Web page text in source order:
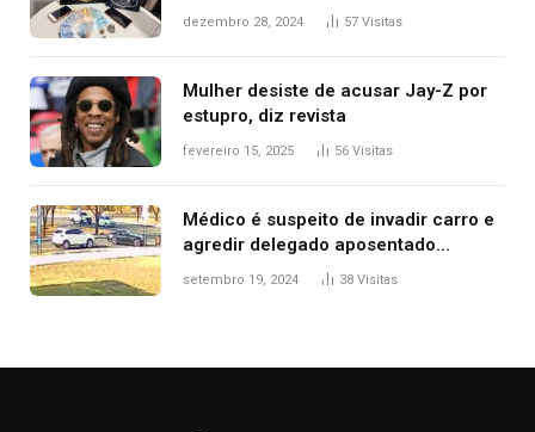
de delegacia e escola, diz polícia
dezembro 28, 2024 57 Visitas
Mulher desiste de acusar Jay-Z por
estupro, diz revista
fevereiro 15, 2025 56 Visitas
Médico é suspeito de invadir carro e
agredir delegado aposentado
durante confusão no trânsito
setembro 19, 2024 38 Visitas